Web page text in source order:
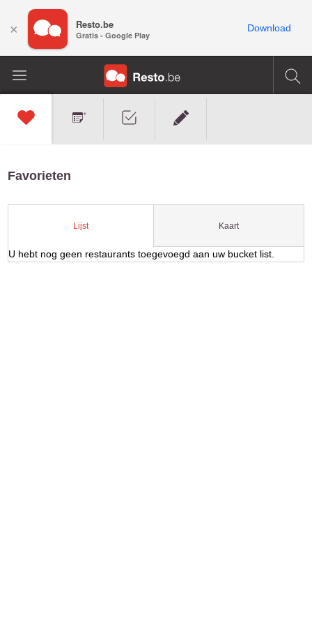
Favorieten
Lijst Kaart
U hebt nog geen restaurants toegevoegd aan uw bucket list.
× Resto.be
Gratis - Google Play
Download